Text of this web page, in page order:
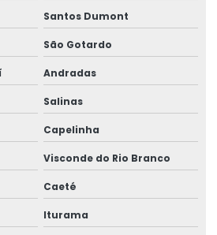
Térmicas
E Durabilidade
Santos Dumont
São Gotardo
Andradas
Salinas
Capelinha
Visconde do Rio Branco
Caeté
Iturama